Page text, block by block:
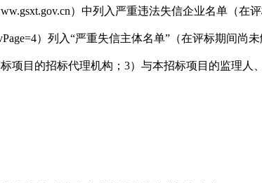
）中列入严重违法失信企业名单（在
）列入“严重失信主体名单”（在评标期间尚未
项目的招标代理机构；3）与本招标项目的监理